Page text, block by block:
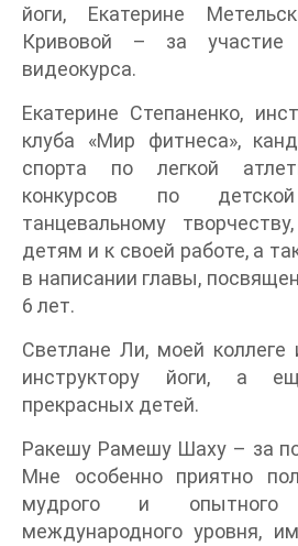
йоги, Екатерине
Кривовой – за
видеокурса.
Екатерине Степаненко,
клуба «Мир фитнеса»,
спорта по легкой
конкурсов по
танцевальному
детям и к своей работе, а
в написании главы,
6 лет.
Светлане Ли, моей коллеге
инструктору йоги, а
прекрасных детей.
Ракешу Рамешу Шаху – за
Мне особенно приятно
мудрого и опытного
международного уровня,